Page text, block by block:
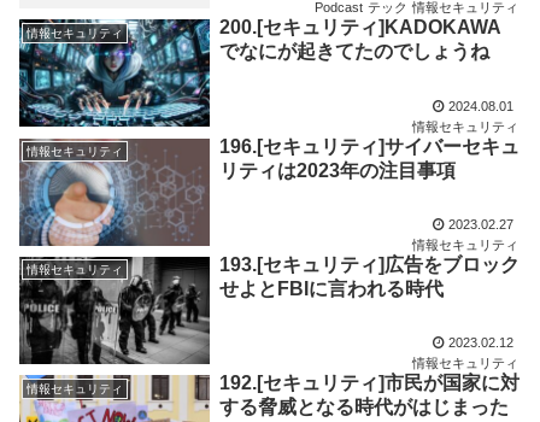
Podcast テック 情報セキュリティ
情報セキュリティ
200.[セキュリティ]KADOKAWA
でなにが起きてたのでしょうね
2024.08.01
情報セキュリティ
情報セキュリティ
196.[セキュリティ]サイバーセキュ
リティは2023年の注目事項
2023.02.27
情報セキュリティ
情報セキュリティ
193.[セキュリティ]広告をブロック
せよとFBIに言われる時代
2023.02.12
情報セキュリティ
情報セキュリティ
192.[セキュリティ]市民が国家に対
する脅威となる時代がはじまった